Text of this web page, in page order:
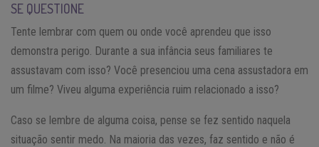
SE QUESTIONE
Tente lembrar com quem ou onde você aprendeu que isso
demonstra perigo. Durante a sua infância seus familiares te
assustavam com isso? Você presenciou uma cena assustadora em
um filme? Viveu alguma experiência ruim relacionado a isso?
Caso se lembre de alguma coisa, pense se fez sentido naquela
situação sentir medo. Na maioria das vezes, faz sentido e não é